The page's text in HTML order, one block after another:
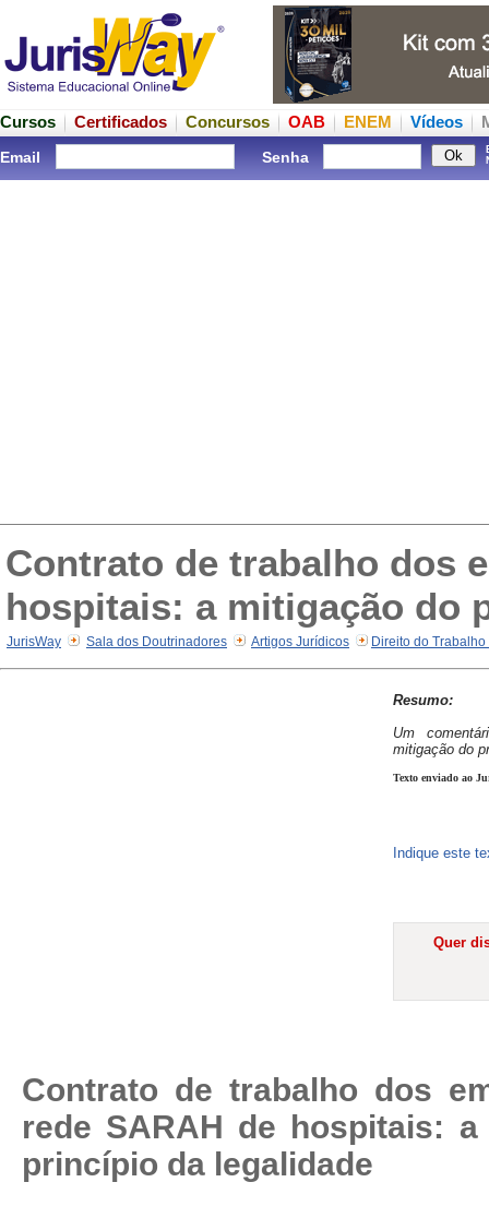
Cursos Certificados Concursos OAB ENEM Vídeos
Email Senha
Contrato de trabalho dos
hospitais: a mitigação do
JurisWay Sala dos Doutrinadores Artigos Jurídicos Direito do Trabalho
Resumo:
Um
mitigação do
Texto enviado ao
Indique este
Quer
Contrato de trabalho dos
rede SARAH de hospitais:
princípio da legalidade